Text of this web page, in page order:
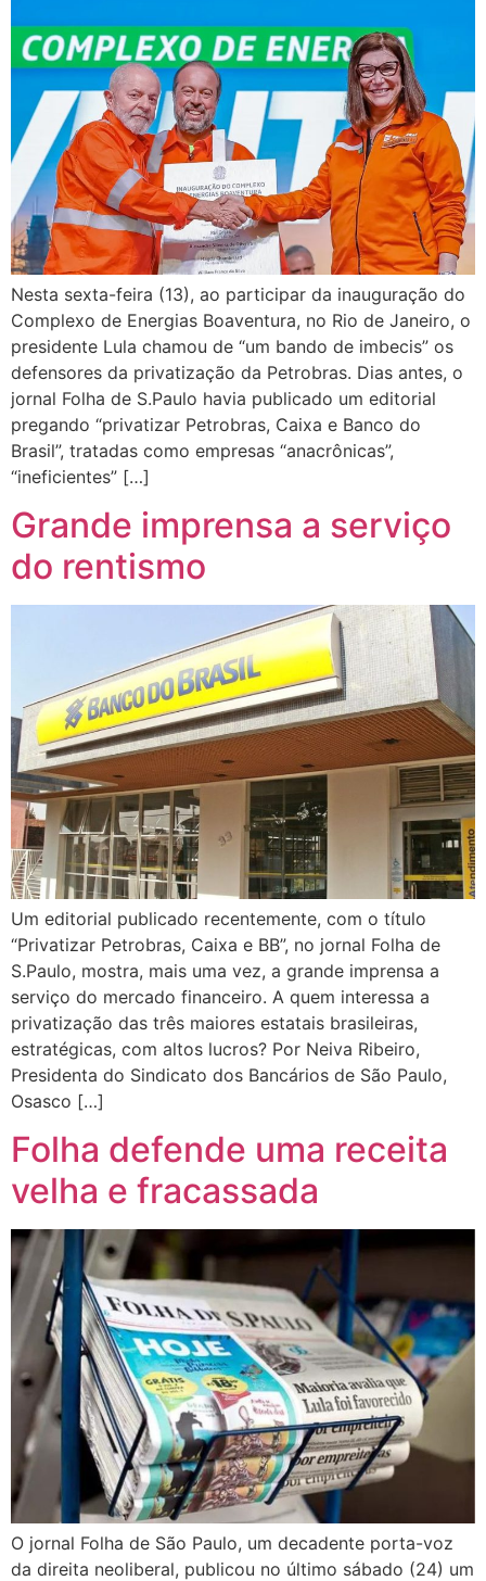
Nesta sexta-feira (13), ao participar da inauguração do
Complexo de Energias Boaventura, no Rio de Janeiro, o
presidente Lula chamou de “um bando de imbecis” os
defensores da privatização da Petrobras. Dias antes, o
jornal Folha de S.Paulo havia publicado um editorial
pregando “privatizar Petrobras, Caixa e Banco do
Brasil”, tratadas como empresas “anacrônicas”,
“ineficientes” […]
Grande imprensa a serviço
do rentismo
Um editorial publicado recentemente, com o título
“Privatizar Petrobras, Caixa e BB”, no jornal Folha de
S.Paulo, mostra, mais uma vez, a grande imprensa a
serviço do mercado financeiro. A quem interessa a
privatização das três maiores estatais brasileiras,
estratégicas, com altos lucros? Por Neiva Ribeiro,
Presidenta do Sindicato dos Bancários de São Paulo,
Osasco […]
Folha defende uma receita
velha e fracassada
O jornal Folha de São Paulo, um decadente porta-voz
da direita neoliberal, publicou no último sábado (24) um